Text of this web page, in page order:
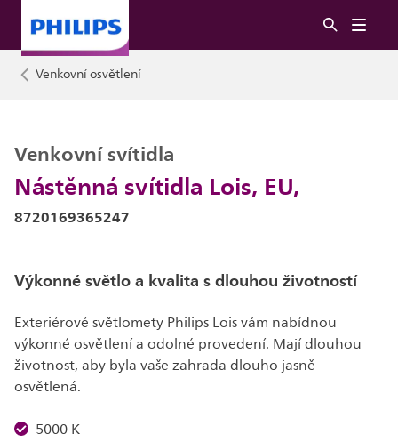
Venkovní osvětlení
Nástěnná svítidla Lois, EU,
Venkovní svítidla
8720169365247
Výkonné světlo a kvalita s dlouhou životností
Exteriérové světlomety Philips Lois vám nabídnou
výkonné osvětlení a odolné provedení. Mají dlouhou
životnost, aby byla vaše zahrada dlouho jasně
osvětlená.
5000 K